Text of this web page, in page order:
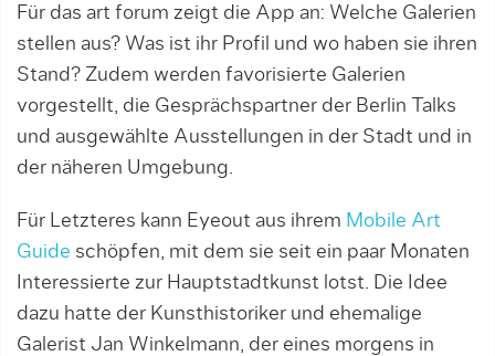
Für das art forum zeigt die App an: Welche Galerien
stellen aus? Was ist ihr Profil und wo haben sie ihren
Stand? Zudem werden favorisierte Galerien
vorgestellt, die Gesprächspartner der Berlin Talks
und ausgewählte Ausstellungen in der Stadt und in
der näheren Umgebung.
Für Letzteres kann Eyeout aus ihrem Mobile Art
Guide schöpfen, mit dem sie seit ein paar Monaten
Interessierte zur Hauptstadtkunst lotst. Die Idee
dazu hatte der Kunsthistoriker und ehemalige
Galerist Jan Winkelmann, der eines morgens in